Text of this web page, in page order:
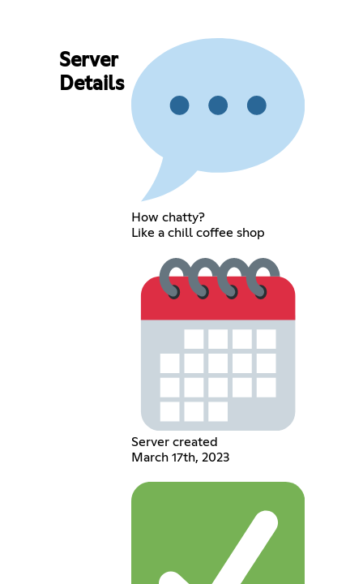
Server
Details
How chatty?
Like a chill coffee shop
Server created
March 17th, 2023